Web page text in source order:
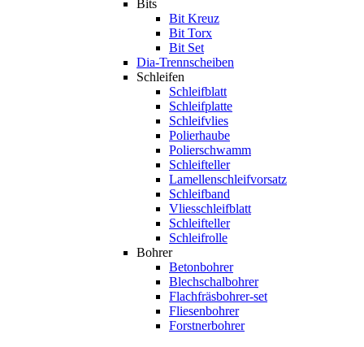
Bits
Bit Kreuz
Bit Torx
Bit Set
Dia-Trennscheiben
Schleifen
Schleifblatt
Schleifplatte
Schleifvlies
Polierhaube
Polierschwamm
Schleifteller
Lamellenschleifvorsatz
Schleifband
Vliesschleifblatt
Schleifteller
Schleifrolle
Bohrer
Betonbohrer
Blechschalbohrer
Flachfräsbohrer-set
Fliesenbohrer
Forstnerbohrer